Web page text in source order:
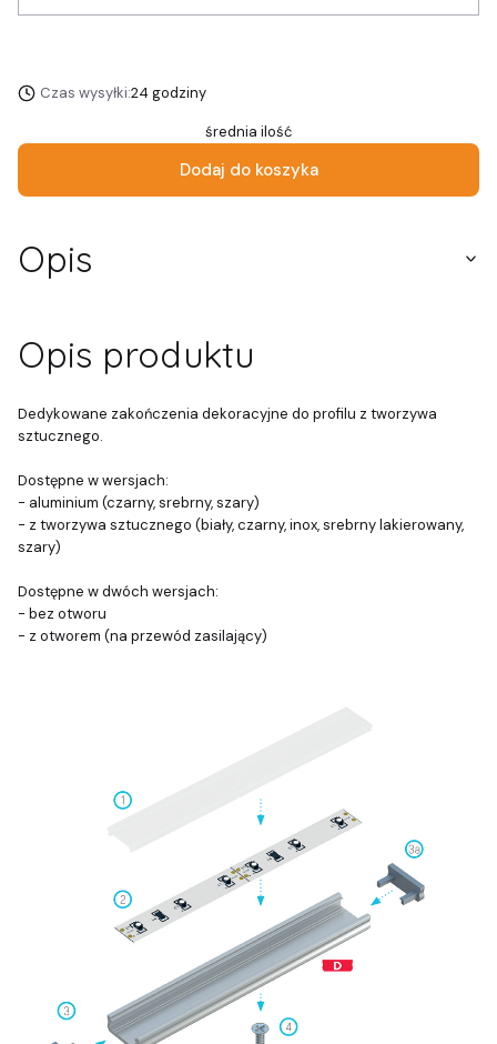
Czas wysyłki:24 godziny
średnia ilość
Dodaj do koszyka
Opis
Opis produktu
Dedykowane zakończenia dekoracyjne do profilu z tworzywa
sztucznego.
Dostępne w wersjach:
- aluminium (czarny, srebrny, szary)
- z tworzywa sztucznego (biały, czarny, inox, srebrny lakierowany,
szary)
Dostępne w dwóch wersjach:
- bez otworu
- z otworem (na przewód zasilający)